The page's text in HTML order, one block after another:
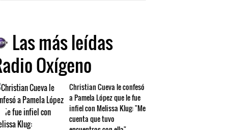
Las más leídas
Oxígeno
Christian Cueva le confesó
a Pamela López que le fue
infiel con Melissa Klug: "Me
cuenta que tuvo